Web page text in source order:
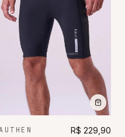
R$ 229,90